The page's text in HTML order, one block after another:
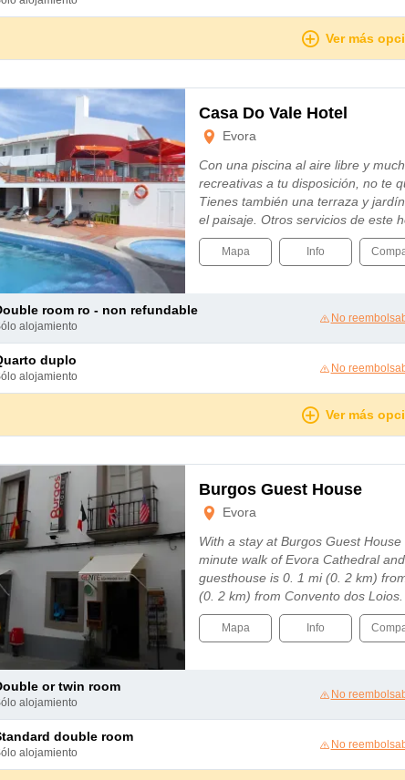
Ver más
Casa Do Vale Hotel
Evora
Con una piscina al aire libre y
recreativas a tu disposición, no te
Tienes también una terraza y
el paisaje. Otros servicios de este
Mapa Info
double room ro - non refundable
sólo alojamiento
No
quarto duplo
sólo alojamiento
No
Ver más
Burgos Guest House
Evora
With a stay at Burgos Guest
minute walk of Evora Cathedral
guesthouse is 0. 1 mi (0. 2 km)
(0. 2 km) from Convento dos
Mapa Info
double or twin room
sólo alojamiento
No
standard double room
sólo alojamiento
No